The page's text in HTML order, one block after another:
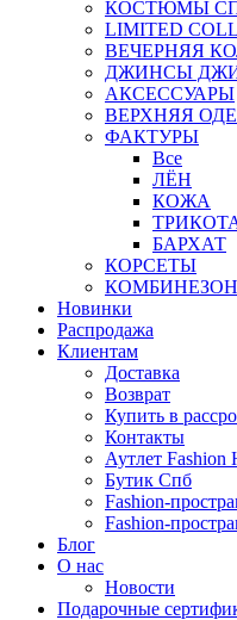
КОСТЮМЫ
LIMITED
ВЕЧЕРНЯЯ
ДЖИНСЫ
АКСЕССУАРЫ
ВЕРХНЯЯ
ФАКТУРЫ
Все
ЛЁН
КОЖА
БАРХАТ
КОРСЕТЫ
Новинки
Распродажа
Клиентам
Доставка
Возврат
Купить в
Контакты
Аутлет Fashion
Бутик Спб
Fashion-
Fashion-
Блог
О нас
Новости
Подарочные